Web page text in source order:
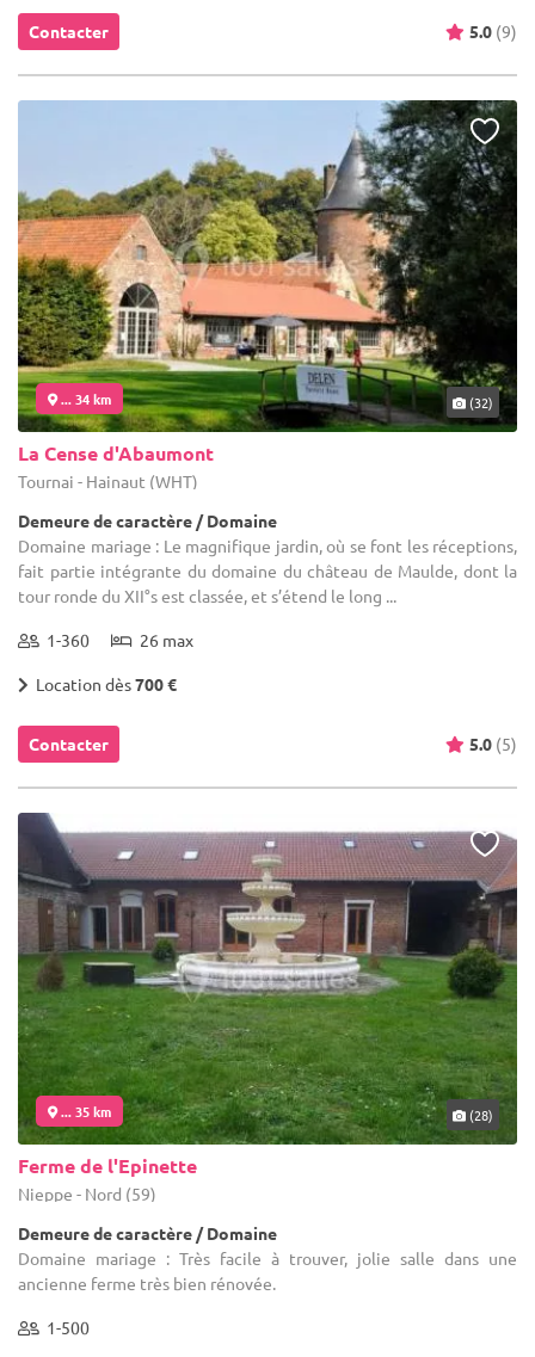
Contacter 5.0 (9)
... 34 km (32)
La Cense d'Abaumont
Tournai - Hainaut (WHT)
Demeure de caractère / Domaine
Domaine mariage : Le magnifique jardin, où se font les réceptions,
fait partie intégrante du domaine du château de Maulde, dont la
tour ronde du XII°s est classée, et s’étend le long ...
1-360 26 max
Location dès700 €
Contacter 5.0 (5)
... 35 km (28)
Ferme de l'Epinette
Nieppe - Nord (59)
Demeure de caractère / Domaine
Domaine mariage : Très facile à trouver, jolie salle dans une
ancienne ferme très bien rénovée.
1-500